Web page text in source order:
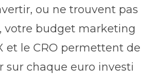
ou ne trouvent pas
votre budget marketing
et le CRO permettent de
sur chaque euro investi